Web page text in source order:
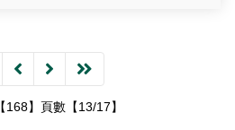
168】頁數【13/17】